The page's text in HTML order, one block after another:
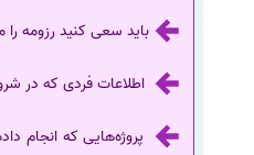
باید سعی کنید رزومه
اطلاعات فردی که در
پروژه‌هایی که انجام